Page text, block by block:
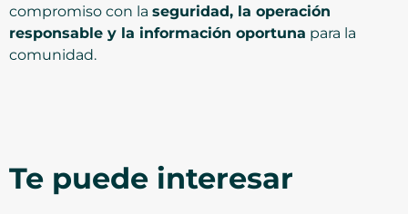
compromiso con la seguridad, la operación
responsable y la información oportuna para la
comunidad.
Te puede interesar